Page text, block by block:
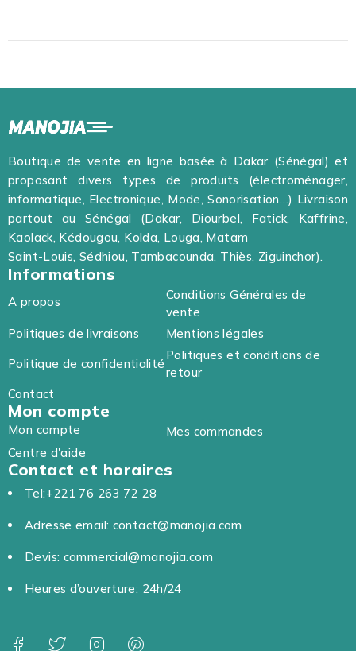
Boutique de vente en ligne basée à Dakar (Sénégal) et
proposant divers types de produits (électroménager,
informatique, Electronique, Mode, Sonorisation…) Livraison
partout au Sénégal (Dakar, Diourbel, Fatick, Kaffrine,
Kaolack, Kédougou, Kolda, Louga, Matam
Saint-Louis, Sédhiou, Tambacounda, Thiès, Ziguinchor).
Informations
A propos
Conditions Générales de
vente
Politiques de livraisons
Mentions légales
Politique de confidentialité
Politiques et conditions de
retour
Contact
Mon compte
Mon compte
Mes commandes
Centre d'aide
Contact et horaires
Tel:+221 76 263 72 28
Adresse email: contact@manojia.com
Devis: commercial@manojia.com
Heures d’ouverture: 24h/24